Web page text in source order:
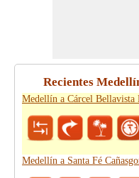
Recientes
Medellín a Cárcel Bellavista
Medellín a Santa Fé